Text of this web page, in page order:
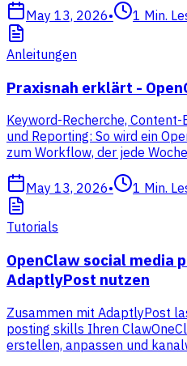
May 13, 2026• 1 Min.
Anleitungen
Praxisnah erklärt -
Keyword-Recherche,
und Reporting: So wird ein
zum Workflow, der jede
May 13, 2026• 1 Min.
Tutorials
OpenClaw social media
AdaptlyPost nutzen
Zusammen mit AdaptlyPost
posting skills Ihren
erstellen, anpassen und